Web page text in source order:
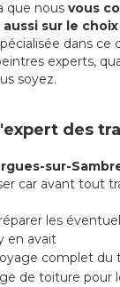
que nous vous
sur le
dans ce
experts,
soyez.
des
sur-
car avant tout
les
en avait
complet du
de toiture pour